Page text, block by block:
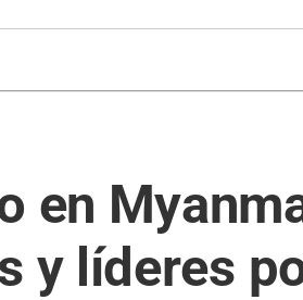
en
y líderes